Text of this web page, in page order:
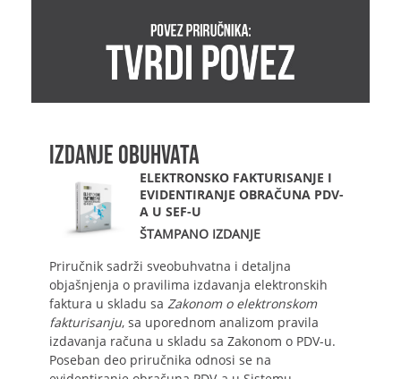
IZDANJE OBUHVATA
ELEKTRONSKO FAKTURISANJE I
EVIDENTIRANJE OBRAČUNA PDV-
A U SEF-U
ŠTAMPANO IZDANJE
Priručnik sadrži sveobuhvatna i detaljna
objašnjenja o pravilima izdavanja elektronskih
faktura u skladu sa Zakonom o elektronskom
fakturisanju, sa uporednom analizom pravila
izdavanja računa u skladu sa Zakonom o PDV-u.
Poseban deo priručnika odnosi se na